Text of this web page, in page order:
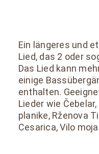
Ein längeres und
Lied, das 2 oder
Das Lied kann
einige
enthalten.
Lieder wie
planike, Rženova
Cesarica, Vilo